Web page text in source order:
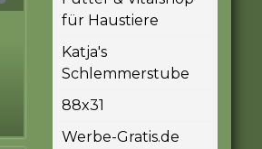
für Haustiere
Katja's
Schlemmerstube
88x31
Werbe-Gratis.de